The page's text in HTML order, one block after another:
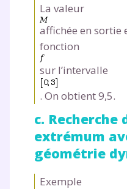
La valeur
affichée en sortie
fonction
sur l’intervalle
. On obtient 9,5.
c. Recherche
extrémum
géométrie
Exemple